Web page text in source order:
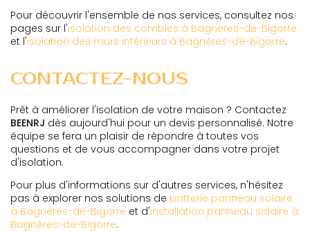
Pour découvrir l'ensemble de nos services, consultez nos
pages sur l'isolation des combles à Bagnères-de-Bigorre
et l'isolation des murs intérieurs à Bagnères-de-Bigorre.
CONTACTEZ-NOUS
Prêt à améliorer l'isolation de votre maison ? Contactez
BEENRJ dès aujourd'hui pour un devis personnalisé. Notre
équipe se fera un plaisir de répondre à toutes vos
questions et de vous accompagner dans votre projet
d'isolation.
Pour plus d'informations sur d'autres services, n'hésitez
pas à explorer nos solutions de batterie panneau solaire
à Bagnères-de-Bigorre et d'installation panneau solaire à
Bagnères-de-Bigorre.